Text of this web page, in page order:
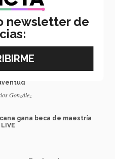
Educación
González
gana beca de maestría
newsletter de